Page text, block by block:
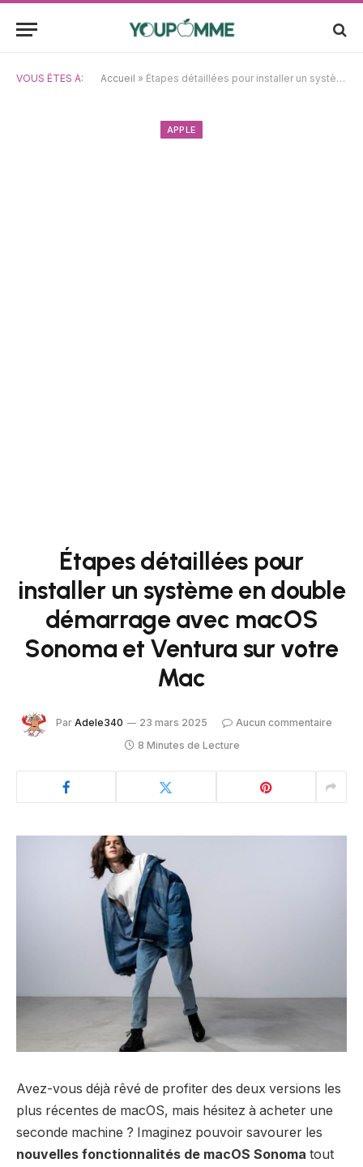
VOUS ÊTES À: Accueil » Étapes détaillées pour installer un système en double démarrage avec macOS Sonoma et Ventura sur votre Mac
APPLE
Étapes détaillées pour
installer un système en double
démarrage avec macOS
Sonoma et Ventura sur votre
Mac
Par Adele340 23 mars 2025
Aucun commentaire
8 Minutes de Lecture
Avez-vous déjà rêvé de profiter des deux versions les
plus récentes de macOS, mais hésitez à acheter une
seconde machine ? Imaginez pouvoir savourer les
nouvelles fonctionnalités de macOS Sonoma tout